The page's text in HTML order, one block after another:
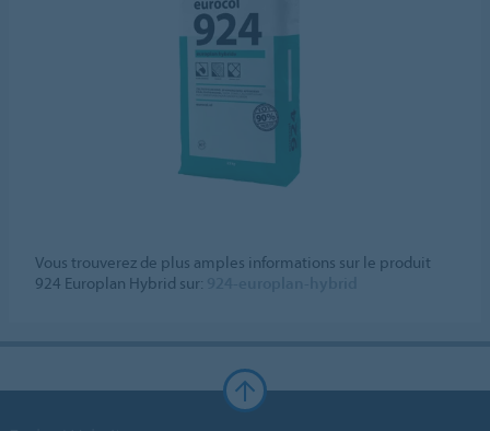
Vous trouverez de plus amples informations sur le produit
924 Europlan Hybrid sur: